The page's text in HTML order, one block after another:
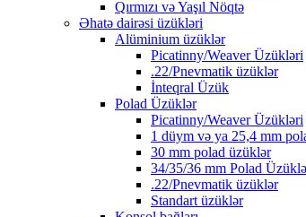
Qırmızı və Yaşıl Nöqtə
Əhatə dairəsi üzükləri
Alüminium üzüklər
Picatinny/Weaver Üzükləri
.22/Pnevmatik üzüklər
İnteqral Üzük
Polad Üzüklər
Picatinny/Weaver Üzükləri
1 düym və ya 25,4 mm
30 mm polad üzüklər
34/35/36 mm Polad
.22/Pnevmatik üzüklər
Standart üzüklər